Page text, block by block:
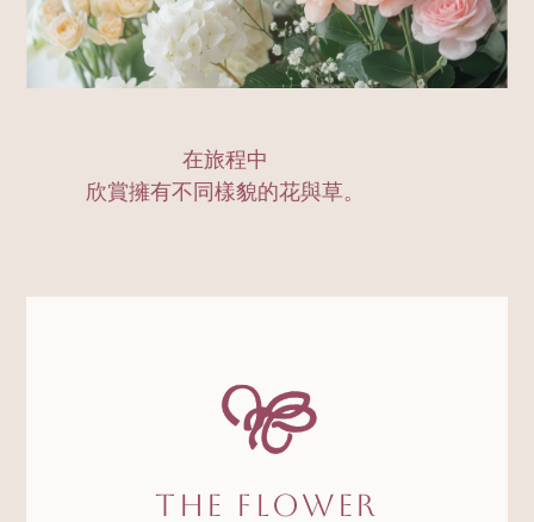
在旅程中
欣賞擁有不同樣貌的花與草。
The Flower